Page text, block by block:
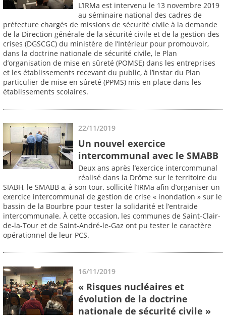
L’IRMa est intervenu le 13 novembre 2019
au séminaire national des cadres de
préfecture chargés de missions de sécurité civile à la demande
de la Direction générale de la sécurité civile et de la gestion des
crises (DGSCGC) du ministère de l’Intérieur pour promouvoir,
dans la doctrine nationale de sécurité civile, le Plan
d’organisation de mise en sûreté (POMSE) dans les entreprises
et les établissements recevant du public, à l’instar du Plan
particulier de mise en sûreté (PPMS) mis en place dans les
établissements scolaires.
22/11/2019
Un nouvel exercice
intercommunal avec le SMABB
Deux ans après l’exercice intercommunal
réalisé dans la Drôme sur le territoire du
SIABH, le SMABB a, à son tour, sollicité l’IRMa afin d’organiser un
exercice intercommunal de gestion de crise « inondation » sur le
bassin de la Bourbre pour tester la solidarité et l’entraide
intercommunale. À cette occasion, les communes de Saint-Clair-
de-la-Tour et de Saint-André-le-Gaz ont pu tester le caractère
opérationnel de leur PCS.
16/11/2019
« Risques nucléaires et
évolution de la doctrine
nationale de sécurité civile »